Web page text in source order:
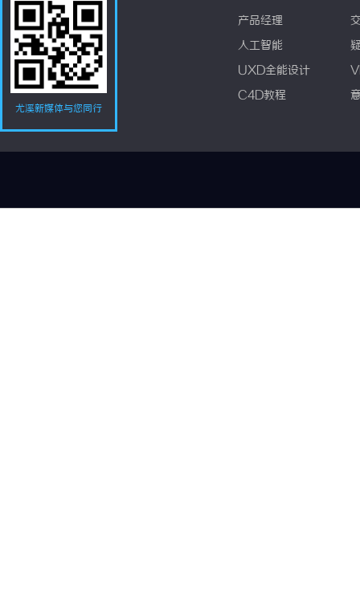
尤溪新媒体与您同行
产品经理
人工智能
UXD全能设计
C4D教程